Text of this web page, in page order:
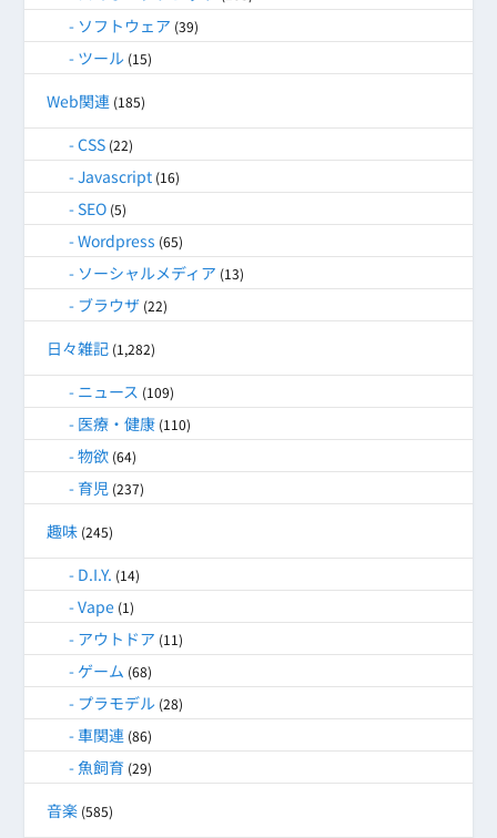
ソフトウェア (39)
ツール (15)
Web関連 (185)
CSS (22)
Javascript (16)
SEO (5)
Wordpress (65)
ソーシャルメディア (13)
ブラウザ (22)
日々雑記 (1,282)
ニュース (109)
医療・健康 (110)
物欲 (64)
育児 (237)
趣味 (245)
D.I.Y. (14)
Vape (1)
アウトドア (11)
ゲーム (68)
プラモデル (28)
車関連 (86)
魚飼育 (29)
音楽 (585)